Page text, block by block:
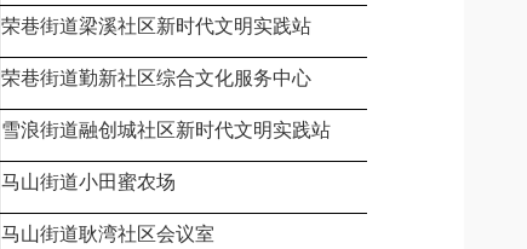
荣巷街道梁溪社区新时代文明实践站
荣巷街道勤新社区综合文化服务中心
雪浪街道融创城社区新时代文明实践站
马山街道小田蜜农场
马山街道耿湾社区会议室